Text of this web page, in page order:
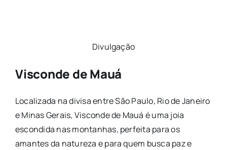
Divulgação
Visconde de Mauá
Localizada na divisa entre São Paulo, Rio de Janeiro
e Minas Gerais, Visconde de Mauá é uma joia
escondida nas montanhas, perfeita para os
amantes da natureza e para quem busca paz e